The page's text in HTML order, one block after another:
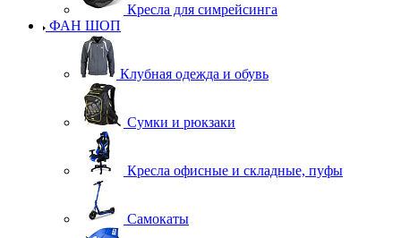
Кресла для симрейсинга
ФАН ШОП
Клубная одежда и обувь
Сумки и рюкзаки
Кресла офисные и складные, пуфы
Самокаты